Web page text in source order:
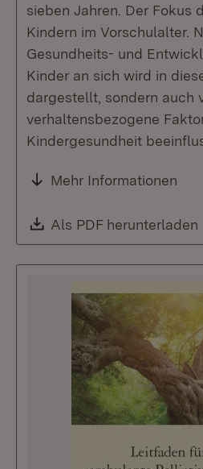
sieben Jahren. Der Fokus
Kindern im Vorschulalter.
Gesundheits- und
Kinder an sich wird in
dargestellt, sondern auch
verhaltensbezogene
Kindergesundheit
Mehr Informationen
Download:
Als PDF herunterladen